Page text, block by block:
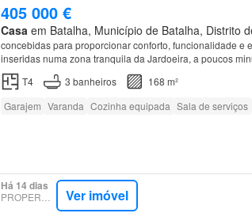
405 000 €
Casaem Batalha, Município de Batalha, Distrito
concebidas para proporcionar conforto, funcionalidade e
inseridas numa zona tranquila da Jardoeira, a poucos
piso encontra ainda um quarto, ideal para escritório ou
T4 3 banheiros
168 m²
Garajem Varanda Cozinha equipada Sala de serviços
Há 14 dias
Ver imóvel